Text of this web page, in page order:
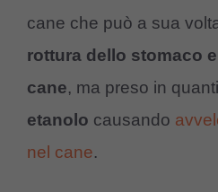
cane che può a sua
rottura dello stomaco
cane, ma preso in
etanolo causando
nel cane.